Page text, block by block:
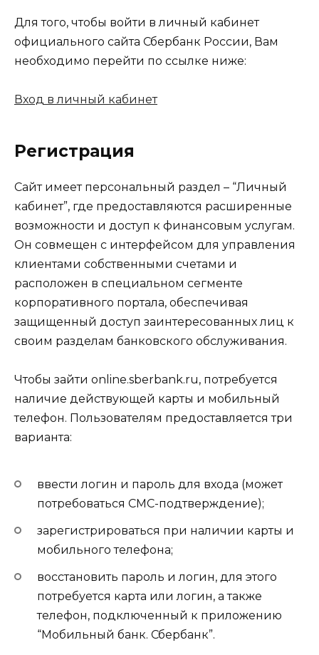
Для того, чтобы войти в личный кабинет
официального сайта Сбербанк России, Вам
необходимо перейти по ссылке ниже:
Вход в личный кабинет
Регистрация
Сайт имеет персональный раздел – “Личный
кабинет”, где предоставляются расширенные
возможности и доступ к финансовым услугам.
Он совмещен с интерфейсом для управления
клиентами собственными счетами и
расположен в специальном сегменте
корпоративного портала, обеспечивая
защищенный доступ заинтересованных лиц к
своим разделам банковского обслуживания.
Чтобы зайти online.sberbank.ru, потребуется
наличие действующей карты и мобильный
телефон. Пользователям предоставляется три
варианта:
ввести логин и пароль для входа (может
потребоваться СМС-подтверждение);
зарегистрироваться при наличии карты и
мобильного телефона;
восстановить пароль и логин, для этого
потребуется карта или логин, а также
телефон, подключенный к приложению
“Мобильный банк. Сбербанк”.